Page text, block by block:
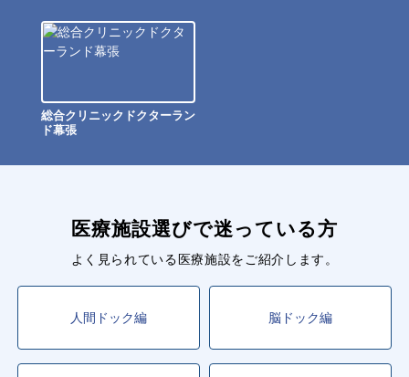
総合クリニックドクターラン
ド幕張
医療施設選びで迷っている方
よく見られている医療施設をご紹介します。
人間ドック編 脳ドック編